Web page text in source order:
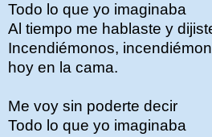
Todo lo que yo imaginaba
Al tiempo me hablaste y
Incendiémonos,
hoy en la cama.
Me voy sin poderte decir
Todo lo que yo imaginaba